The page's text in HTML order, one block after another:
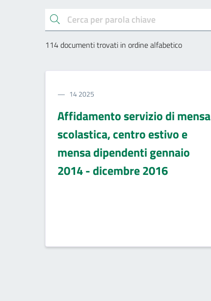
cerca
114 documenti trovati in ordine alfabetico
14 2025
Affidamento servizio di mensa
scolastica, centro estivo e
mensa dipendenti gennaio
2014 - dicembre 2016